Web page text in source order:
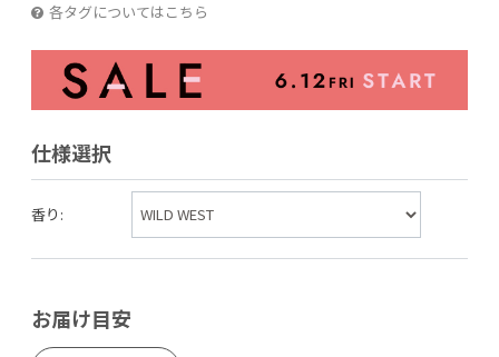
各タグについてはこちら
仕様選択
香り:
お届け目安